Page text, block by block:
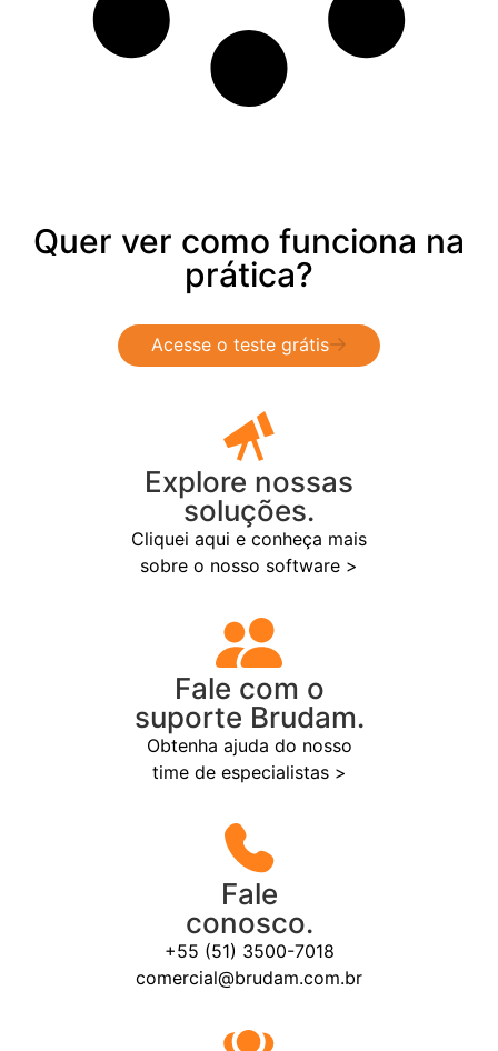
Quer ver como funciona na
prática?
Acesse o teste grátis
Explore nossas
soluções.
Cliquei aqui e conheça mais
sobre o nosso software >
Fale com o
suporte Brudam.
Obtenha ajuda do nosso
time de especialistas >
Fale
conosco.
+55 (51) 3500-7018
comercial@brudam.com.br